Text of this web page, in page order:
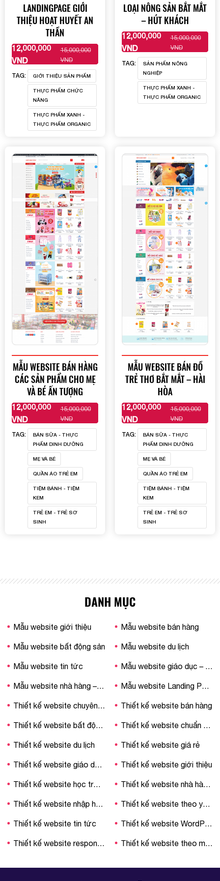
LANDINGPAGE GIỚI
THIỆU HOẠT HUYẾT AN
THẦN
12,000,000
VND
15,000,000
VND
XEM THÊM
TAG: GIỚI THIỆU SẢN PHẨM
THỰC PHẨM CHỨC
NĂNG
THỰC PHẨM XANH -
THỰC PHẨM ORGANIC
LOẠI NÔNG SẢN BẮT MẮT
– HÚT KHÁCH
12,000,000
VND
15,000,000
VND
XEM THÊM
TAG:
SẢN PHẨM NÔNG
NGHIỆP
THỰC PHẨM XANH -
THỰC PHẨM ORGANIC
MẪU WEBSITE BÁN HÀNG
CÁC SẢN PHẨM CHO MẸ
VÀ BÉ ẤN TƯỢNG
12,000,000
VND
15,000,000
VND
XEM THÊM
TAG:
BÁN SỮA - THỰC
PHẨM DINH DƯỠNG
MẸ VÀ BÉ
QUẦN ÁO TRẺ EM
TIỆM BÁNH - TIỆM
KEM
TRẺ EM - TRẺ SƠ
SINH
MẪU WEBSITE BÁN ĐỒ
TRẺ THƠ BẮT MẮT – HÀI
HÒA
12,000,000
VND
15,000,000
VND
XEM THÊM
TAG:
BÁN SỮA - THỰC
PHẨM DINH DƯỠNG
MẸ VÀ BÉ
QUẦN ÁO TRẺ EM
TIỆM BÁNH - TIỆM
KEM
TRẺ EM - TRẺ SƠ
SINH
DANH MỤC
Mẫu website giới thiệu Mẫu website bán hàng
Mẫu website bất động sản Mẫu website du lịch
Mẫu website tin tức Mẫu website giáo dục – trường học
Mẫu website nhà hàng – khách sạn Mẫu website Landing Page
Thiết kế website chuyên nghiệp Thiết kế website bán hàng
Thiết kế website bất động sản Thiết kế website chuẩn SEO
Thiết kế website du lịch Thiết kế website giá rẻ
Thiết kế website giáo dục – trường học Thiết kế website giới thiệu
Thiết kế website học trực tuyến Thiết kế website nhà hàng – khách sạn
Thiết kế website nhập hàng Trung Quốc Thiết kế website theo yêu cầu
Thiết kế website tin tức Thiết kế website WordPress
Thiết kế website responsive Thiết kế website theo mẫu